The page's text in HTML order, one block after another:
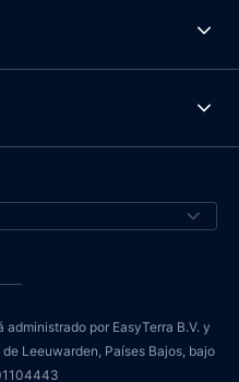
por EasyTerra B.V. y
Leeuwarden, Países Bajos, bajo